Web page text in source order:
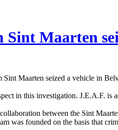
Sint Maarten
Maarten seized a vehicle in
in this investigation. J.E.A.F. is
between the Sint
was founded on the basis that